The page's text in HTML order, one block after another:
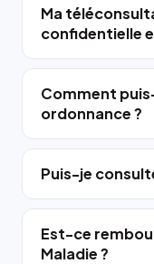
Ma
confidentielle
Comment
ordonnance ?
Puis-je
Est-ce
Maladie ?